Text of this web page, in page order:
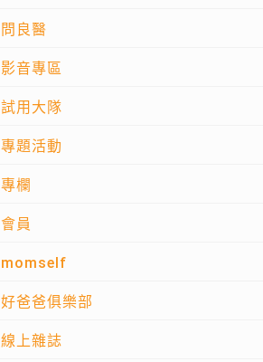
問良醫
影音專區
試用大隊
專題活動
專欄
會員
momself
好爸爸俱樂部
線上雜誌